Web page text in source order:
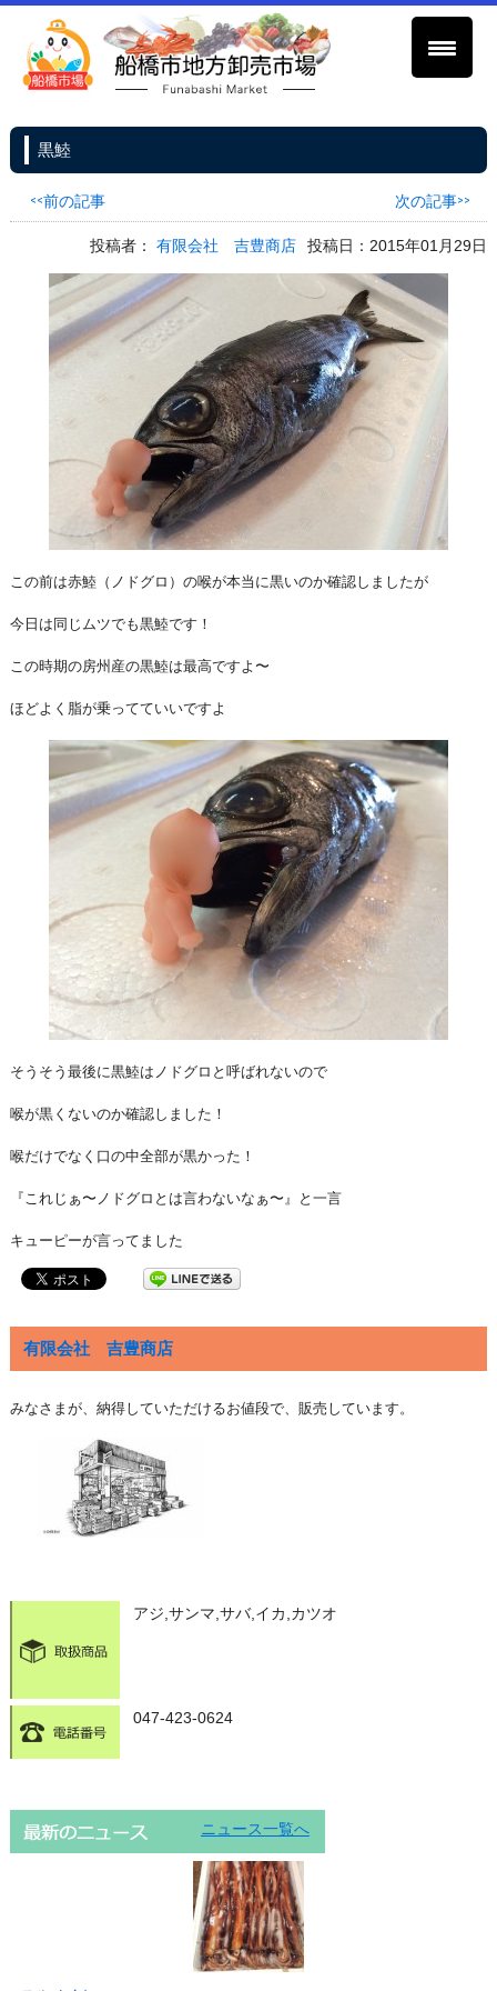
黒鯥
<<前の記事 次の記事>>
投稿者：有限会社 吉豊商店 投稿日：2015年01月29日
この前は赤鯥（ノドグロ）の喉が本当に黒いのか確認しましたが
今日は同じムツでも黒鯥です！
この時期の房州産の黒鯥は最高ですよ〜
ほどよく脂が乗ってていいですよ
そうそう最後に黒鯥はノドグロと呼ばれないので
喉が黒くないのか確認しました！
喉だけでなく口の中全部が黒かった！
『これじぁ〜ノドグロとは言わないなぁ〜』と一言
キューピーが言ってました
有限会社 吉豊商店
みなさまが、納得していただけるお値段で、販売しています。
アジ,サンマ,サバ,イカ,カツオ
047-423-0624
ニュース一覧へ